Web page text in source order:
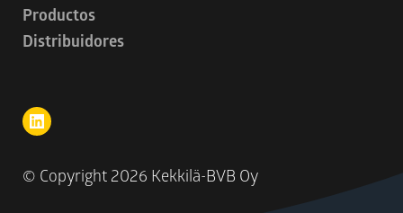
Productos
Distribuidores
© Copyright 2026 Kekkilä-BVB Oy